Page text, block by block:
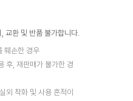
교환 및 반품 불가합니다.
훼손한 경우
후, 재판매가 불가한 경
외 착화 및 사용 흔적이